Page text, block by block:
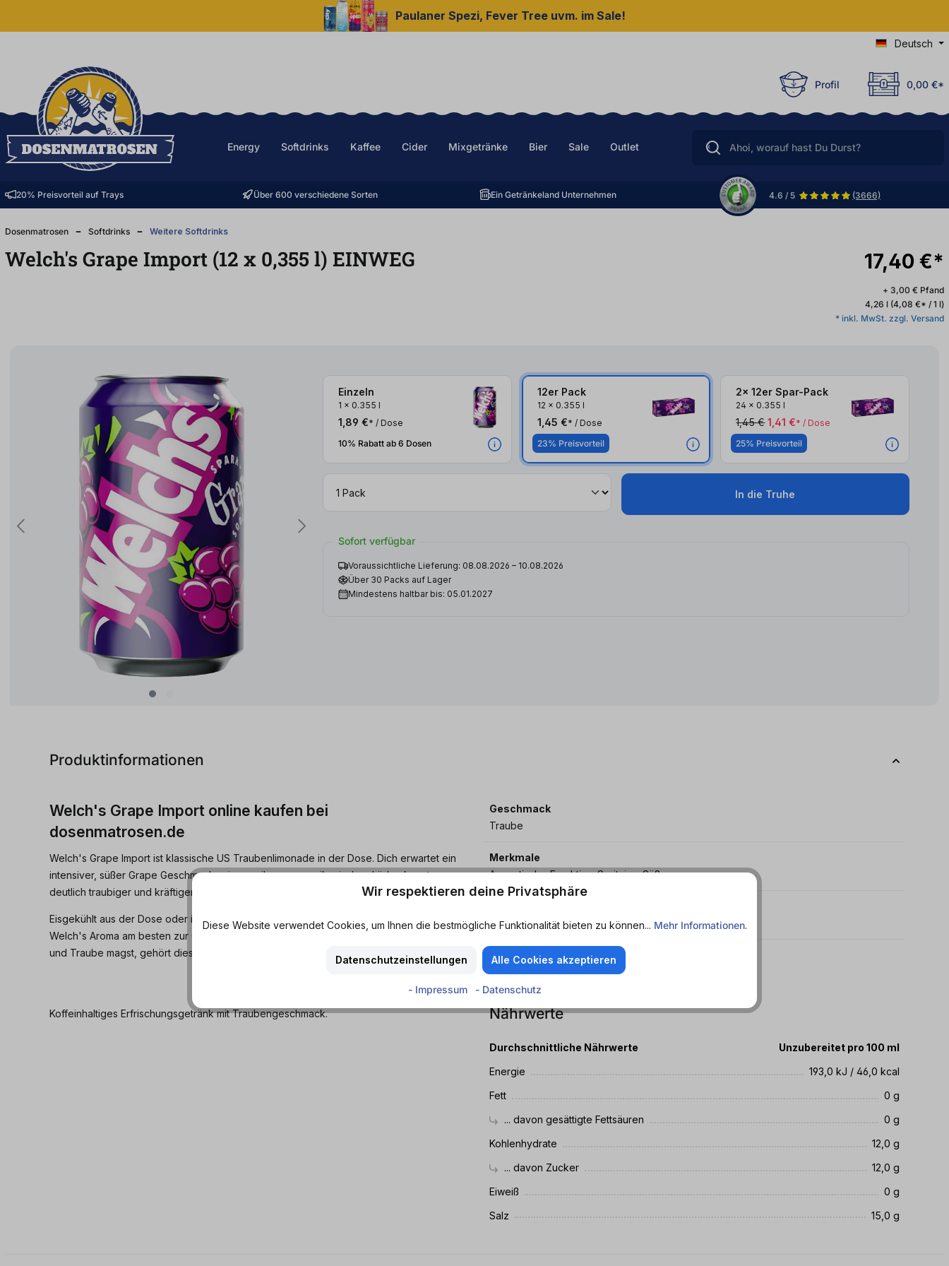
Paulaner Spezi, Fever Tree uvm. im Sale!
Deutsch
Profil 0,00 €*
Energy Softdrinks Kaffee Cider Mixgetränke Bier Sale Outlet
20% Preisvorteil auf Trays Über 600 verschiedene Sorten Ein Getränkeland Unternehmen 4.6 / 5 (3666)
Dosenmatrosen Softdrinks Weitere Softdrinks
Welch's Grape Import (12 x 0,355 l) EINWEG 17,40 €*
+ 3,00 € Pfand
4,26 l (4,08 €* / 1 l)
* inkl. MwSt. zzgl. Versand
Einzeln
1 x 0.355 l
1,89 €* / Dose
10% Rabatt ab 6 Dosen
12er Pack
12 x 0.355 l
1,45 €* / Dose
23% Preisvorteil
2x 12er Spar-Pack
24 x 0.355 l
1,45 € 1,41 €* / Dose
25% Preisvorteil
In die Truhe
Sofort verfügbar
Voraussichtliche Lieferung: 08.08.2026 – 10.08.2026
Über 30 Packs auf Lager
Mindestens haltbar bis: 05.01.2027
Produktinformationen
Welch's Grape Import online kaufen bei
dosenmatrosen.de
Welch's Grape Import ist klassische US Traubenlimonade in der Dose. Dich erwartet ein
intensiver, süßer Grape Geschmack, wie man ihn aus amerikanischen Läden kennt,
deutlich traubiger und kräftiger als die meisten europäischen Limos.
Eisgekühlt aus der Dose oder im Glas mit Eiswürfeln getrunken, kommt das typische
Welch's Aroma am besten zur Geltung. Wenn du auf amerikanische Softdrinks stehst
und Traube magst, gehört diese Dose in deinen Warenkorb.
Koffeinhaltiges Erfrischungsgetränk mit Traubengeschmack.
Geschmack
Traube
Merkmale
Aromatisch - Fruchtig - Spritzig - Süß
Kohlensäure
MHD
Mindestens haltbar bis: 05.01.2027
Nährwerte
Durchschnittliche Nährwerte
Unzubereitet pro 100 ml
Energie
193,0 kJ / 46,0 kcal
Fett
0 g
... davon gesättigte Fettsäuren
0 g
Kohlenhydrate
12,0 g
... davon Zucker
12,0 g
Eiweiß
0 g
Salz
15,0 g
Wir respektieren deine Privatsphäre
Diese Website verwendet Cookies, um Ihnen die bestmögliche Funktionalität bieten zu können... Mehr Informationen.
Datenschutzeinstellungen Alle Cookies akzeptieren
- Impressum - Datenschutz